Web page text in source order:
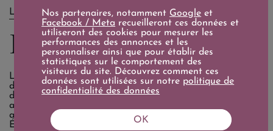
LE DOMAINE
Big Green Egg
L’histoire du Big Green Egg puise ses origines il y a plus
de 3 000 ans, en Asie orientale, où l’on cuisinait déjà dans
des fours en terre chauffés au bois. Ces fours ovales,
appelés kamados par les Japonais, ont conquis les soldats
américains stationnés au Japon, qui en ont rapporté aux
États-Unis.
Nos partenaires, notamment Google et
Facebook / Meta recueilleront ces données et
utiliseront des cookies pour mesurer les
performances des annonces et les
personnaliser ainsi que pour établir des
statistiques sur le comportement des
visiteurs du site. Découvrez comment ces
données sont utilisées sur notre politique de
confidentialité des données
OK